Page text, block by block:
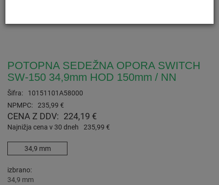
POTOPNA SEDEŽNA OPORA SWITCH
SW-150 34,9mm HOD 150mm / NN
Šifra:
10151101A58000
NPMPC:
235,99 €
CENA Z DDV: 224,19 €
Najnižja cena v 30 dneh 235,99 €
34,9 mm
izbrano
34,9 mm